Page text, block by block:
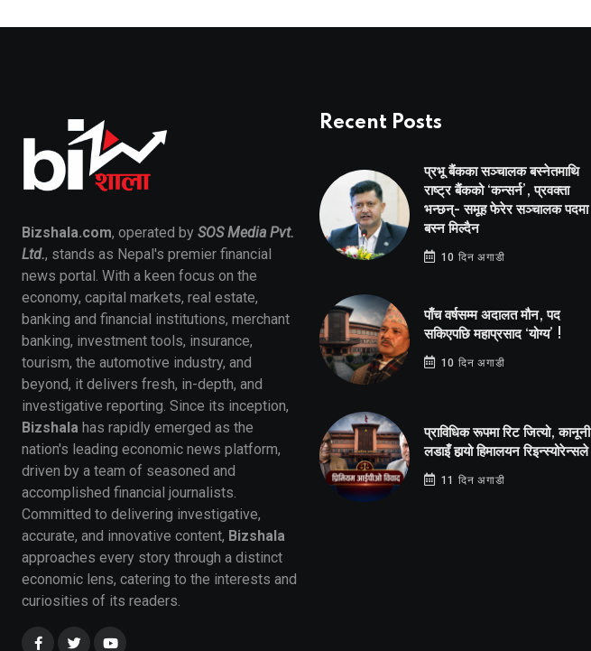
Bizshala.com, operated by SOS Media Pvt.
Ltd., stands as Nepal's premier financial
news portal. With a keen focus on the
economy, capital markets, real estate,
banking and financial institutions, merchant
banking, investment tools, insurance,
tourism, the automotive industry, and
beyond, it delivers fresh, in-depth, and
investigative reporting. Since its inception,
Bizshala has rapidly emerged as the
nation's leading economic news platform,
driven by a team of seasoned and
accomplished financial journalists.
Committed to delivering investigative,
accurate, and innovative content, Bizshala
approaches every story through a distinct
economic lens, catering to the interests and
curiosities of its readers.
Recent Posts
प्रभू बैंकका सञ्चालक बस्नेतमाथि
राष्ट्र बैंकको ‘कन्सर्न’, प्रवक्ता
भन्छन्- समूह फेरेर सञ्चालक पदमा
बस्न मिल्दैन
10 दिन अगाडी
पाँच वर्षसम्म अदालत मौन, पद
सकिएपछि महाप्रसाद ‘योग्य’ !
10 दिन अगाडी
प्राविधिक रूपमा रिट जित्यो, कानूनी
लडाइँ हार्‍यो हिमालयन रिइन्स्योरेन्सले
11 दिन अगाडी